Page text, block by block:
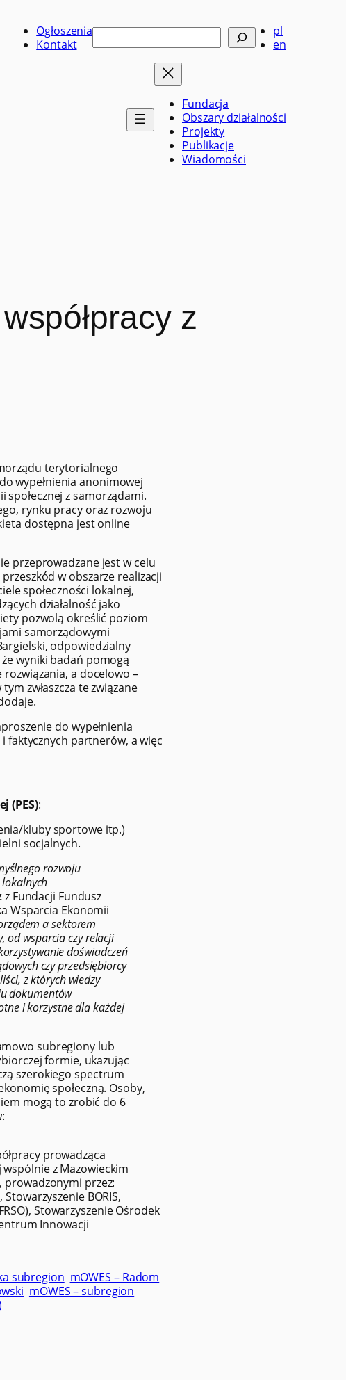
Ogłoszenia
Kontakt
Szukaj
pl
en
Fundacja
Obszary działalności
Projekty
Publikacje
Wiadomości
z
terytorialnego
wypełnienia anonimowej
z samorządami.
rynku pracy oraz rozwoju
dostępna jest online
przeprowadzane jest w celu
w obszarze realizacji
społeczności lokalnej,
działalność jako
pozwolą określić poziom
samorządowymi
odpowiedzialny
wyniki badań pomogą
a docelowo –
zwłaszcza te związane
do wypełnienia
faktycznych partnerów, a więc
(PES):
kluby sportowe itp.)
socjalnych.
rozwoju
z Fundacji Fundusz
Wsparcia Ekonomii
a sektorem
od wsparcia czy relacji
doświadczeń
czy przedsiębiorcy
z których wiedzy
dokumentów
i korzystne dla każdej
subregiony lub
formie, ukazując
szerokiego spectrum
społeczną. Osoby,
mogą to zrobić do 6
prowadząca
z Mazowieckim
prowadzonymi przez:
BORIS,
Stowarzyszenie Ośrodek
Innowacji
subregion mOWES – Radom
mOWES – subregion